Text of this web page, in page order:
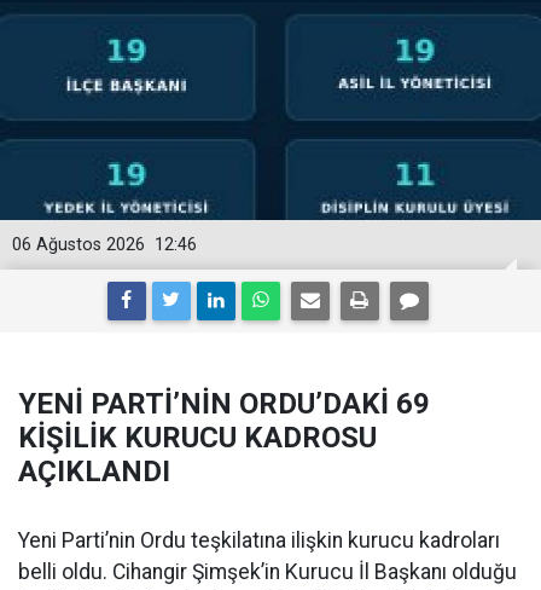
12:46
06 Ağustos 2026
YENİ PARTİ’NİN ORDU’DAKİ 69
KİŞİLİK KURUCU KADROSU
AÇIKLANDI
Yeni Parti’nin Ordu teşkilatına ilişkin kurucu kadroları
belli oldu. Cihangir Şimşek’in Kurucu İl Başkanı olduğu